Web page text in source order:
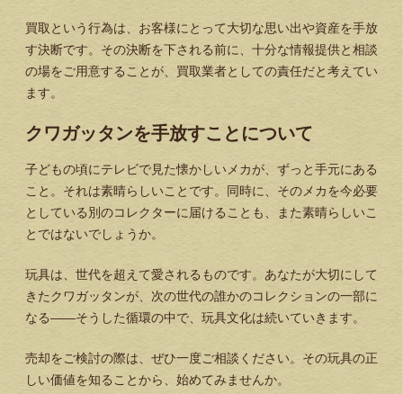
買取という行為は、お客様にとって大切な思い出や資産を手放
す決断です。その決断を下される前に、十分な情報提供と相談
の場をご用意することが、買取業者としての責任だと考えてい
ます。
クワガッタンを手放すことについて
子どもの頃にテレビで見た懐かしいメカが、ずっと手元にある
こと。それは素晴らしいことです。同時に、そのメカを今必要
としている別のコレクターに届けることも、また素晴らしいこ
とではないでしょうか。
玩具は、世代を超えて愛されるものです。あなたが大切にして
きたクワガッタンが、次の世代の誰かのコレクションの一部に
なる——そうした循環の中で、玩具文化は続いていきます。
売却をご検討の際は、ぜひ一度ご相談ください。その玩具の正
しい価値を知ることから、始めてみませんか。